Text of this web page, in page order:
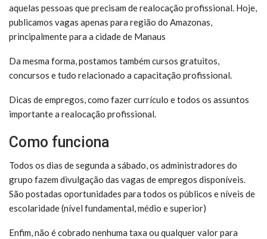
aquelas pessoas que precisam de realocação profissional. Hoje,
publicamos vagas apenas para região do Amazonas,
principalmente para a cidade de Manaus
Da mesma forma, postamos também cursos gratuitos,
concursos e tudo relacionado a capacitação profissional.
Dicas de empregos, como fazer currículo e todos os assuntos
importante a realocação profissional.
Como funciona
Todos os dias de segunda a sábado, os administradores do
grupo fazem divulgação das vagas de empregos disponíveis.
São postadas oportunidades para todos os públicos e níveis de
escolaridade (nível fundamental, médio e superior)
Enfim, não é cobrado nenhuma taxa ou qualquer valor para